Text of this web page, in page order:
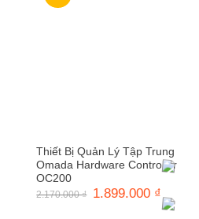
Thiết Bị Quản Lý Tập Trung
Omada Hardware Controller
OC200
2.170.000₫
Giá
1.899.000 ₫
hiện
tại